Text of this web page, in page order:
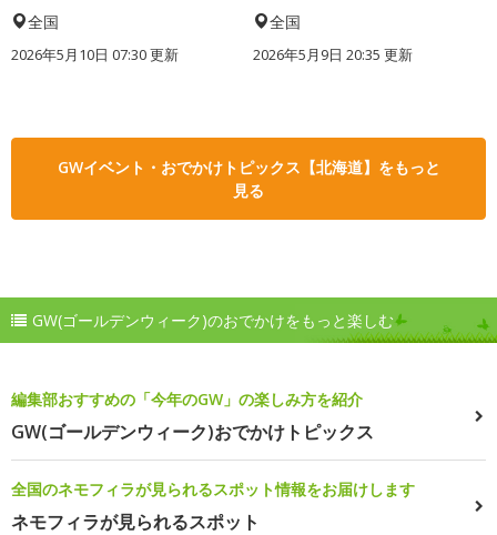
全国
2026年5月10日 07:30 更新
全国
2026年5月9日 20:35 更新
GWイベント・おでかけトピックス【北海道】をもっと
見る
GW(ゴールデンウィーク)のおでかけをもっと楽しむ
編集部おすすめの「今年のGW」の楽しみ方を紹介
GW(ゴールデンウィーク)おでかけトピックス
全国のネモフィラが見られるスポット情報をお届けします
ネモフィラが見られるスポット